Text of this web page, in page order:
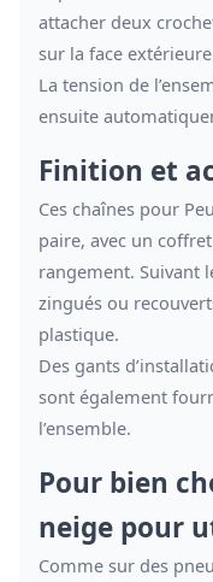
attacher deux
sur la face
La tension de
ensuite
Finition et
Ces chaînes pour
paire, avec un
rangement. Suivant
zingués ou
plastique.
Des gants
sont également
l’ensemble.
Pour bien
neige pour
Comme sur des